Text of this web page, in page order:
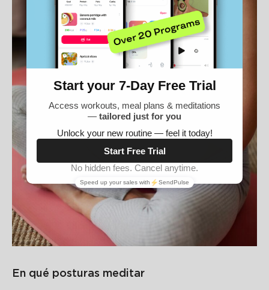
En qué posturas meditar